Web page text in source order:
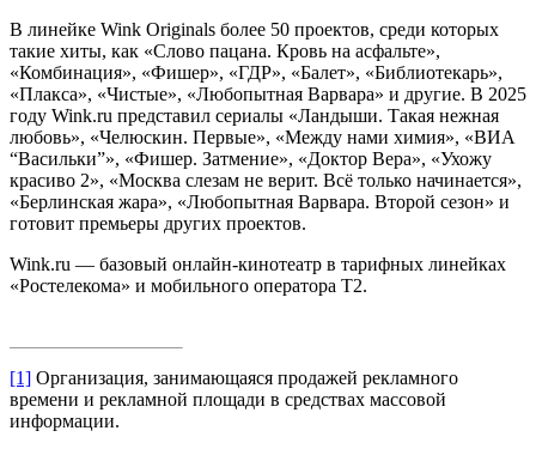
В линейке Wink Originals более 50 проектов, среди которых
такие хиты, как «Слово пацана. Кровь на асфальте»,
«Комбинация», «Фишер», «ГДР», «Балет», «Библиотекарь»,
«Плакса», «Чистые», «Любопытная Варвара» и другие. В 2025
году Wink.ru представил сериалы «Ландыши. Такая нежная
любовь», «Челюскин. Первые», «Между нами химия», «ВИА
“Васильки”», «Фишер. Затмение», «Доктор Вера», «Ухожу
красиво 2», «Москва слезам не верит. Всё только начинается»,
«Берлинская жара», «Любопытная Варвара. Второй сезон» и
готовит премьеры других проектов.
Wink.ru — базовый онлайн-кинотеатр в тарифных линейках
«Ростелекома» и мобильного оператора Т2.
[1] Организация, занимающаяся продажей рекламного
времени и рекламной площади в средствах массовой
информации.